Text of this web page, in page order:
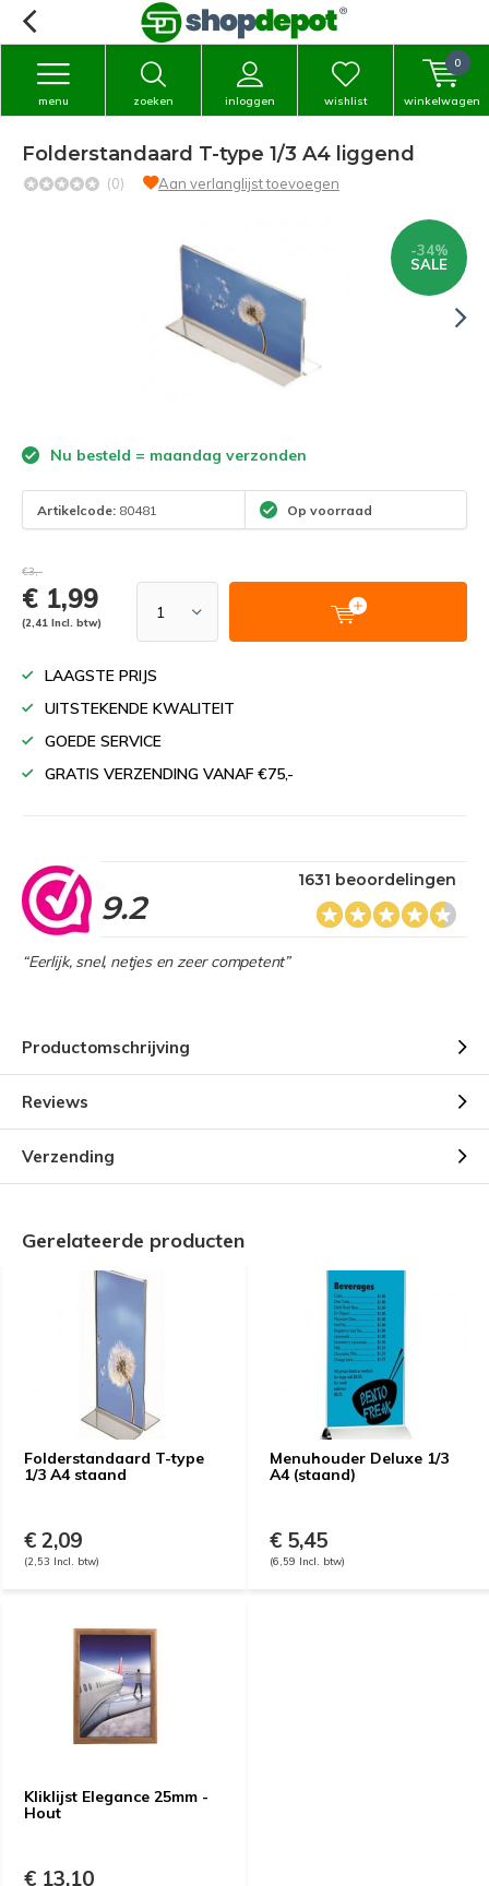
zoeken inloggen
menu wishlist winkelwagen
0
Folderstandaard T-type 1/3 A4 liggend
(0) Aan verlanglijst toevoegen
-34%
SALE
Nu besteld = maandag verzonden
Artikelcode: 80481 Op voorraad
€3,-
€ 1,99
(2,41 Incl. btw)
LAAGSTE PRIJS
UITSTEKENDE KWALITEIT
GOEDE SERVICE
GRATIS VERZENDING VANAF €75,-
9.2
1631 beoordelingen
“Eerlijk, snel, netjes en zeer competent”
Productomschrijving
Reviews
Verzending
Gerelateerde producten
Folderstandaard T-type
1/3 A4 staand
€ 2,09
(2,53 Incl. btw)
Menuhouder Deluxe 1/3
A4 (staand)
€ 5,45
(6,59 Incl. btw)
Kliklijst Elegance 25mm -
Hout
€ 13,10